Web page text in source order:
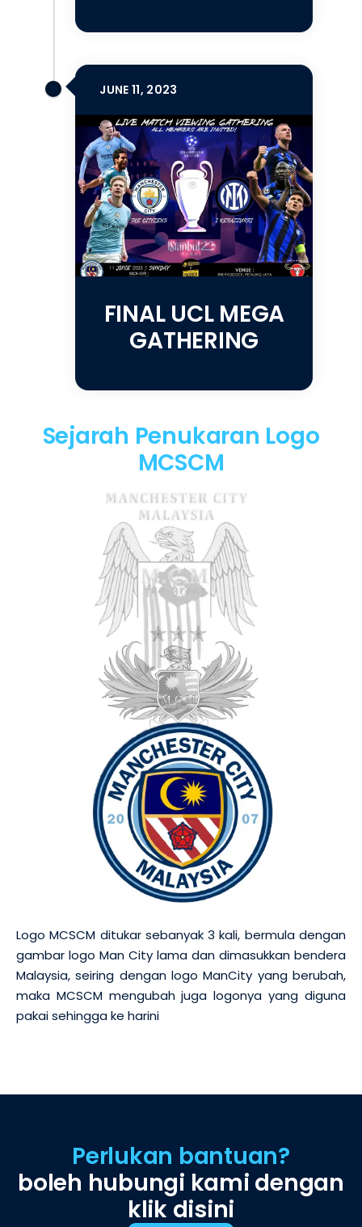
JUNE 11, 2023
FINAL UCL MEGA
GATHERING
Sejarah Penukaran Logo
MCSCM
Logo MCSCM ditukar sebanyak 3 kali, bermula dengan
gambar logo Man City lama dan dimasukkan bendera
Malaysia, seiring dengan logo ManCity yang berubah,
maka MCSCM mengubah juga logonya yang diguna
pakai sehingga ke harini
Perlukan bantuan?
boleh hubungi kami dengan
klik disini